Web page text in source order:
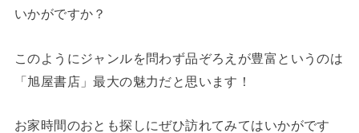
いかがですか？
このようにジャンルを問わず品ぞろえが豊富というのは
「旭屋書店」最大の魅力だと思います！
お家時間のおとも探しにぜひ訪れてみてはいかがです